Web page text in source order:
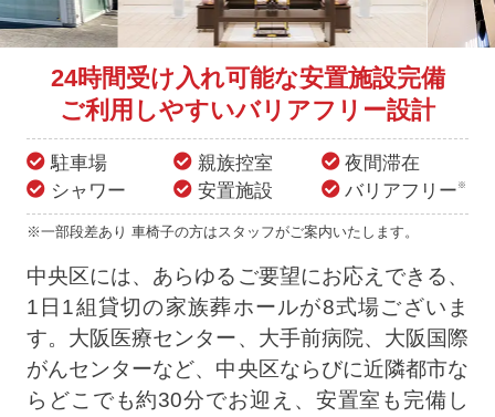
24時間受け入れ可能な安置施設完備
ご利用しやすいバリアフリー設計
駐車場 親族控室
夜間滞在
シャワー
安置施設 バリアフリー ※
※一部段差あり 車椅子の方はスタッフがご案内いたします。
中央区には、あらゆるご要望にお応えできる、
1日1組貸切の家族葬ホールが8式場ございま
す。大阪医療センター、大手前病院、大阪国際
がんセンターなど、中央区ならびに近隣都市な
らどこでも約30分でお迎え、安置室も完備し